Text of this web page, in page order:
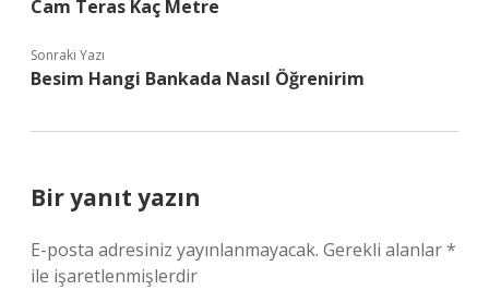
Cam Teras Kaç Metre
Sonraki Yazı
Besim Hangi Bankada Nasıl Öğrenirim
Bir yanıt yazın
E-posta adresiniz yayınlanmayacak. Gerekli alanlar*
ile işaretlenmişlerdir